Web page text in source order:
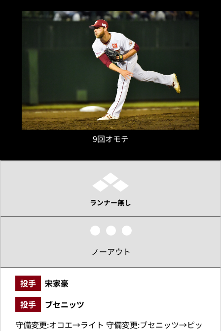
9回オモテ
ランナー無し
ノーアウト
投手
宋家豪
投手
ブセニッツ
守備変更:オコエ→ライト 守備変更:ブセニッツ→ピッ